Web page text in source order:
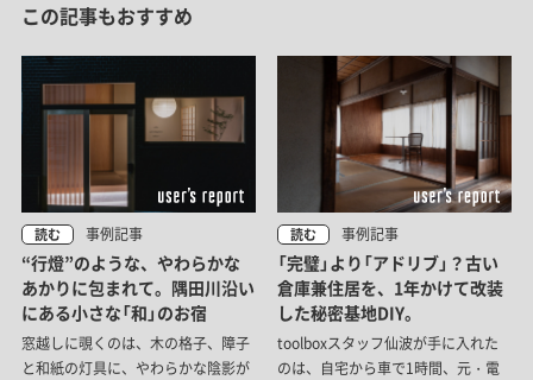
この記事もおすすめ
読む 事例記事
“行燈”のような、やわらかな
あかりに包まれて。隅田川沿い
にある小さな「和」のお宿
窓越しに覗くのは、木の格子、障子
と和紙の灯具に、やわらかな陰影が
読む 事例記事
「完璧」より「アドリブ」？古い
倉庫兼住居を、1年かけて改装
した秘密基地DIY。
toolboxスタッフ仙波が手に入れた
のは、自宅から車で1時間、元・電